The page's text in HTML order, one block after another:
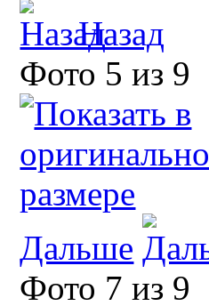
Назад
Фото 5 из 9
Дальше
Фото 7 из 9